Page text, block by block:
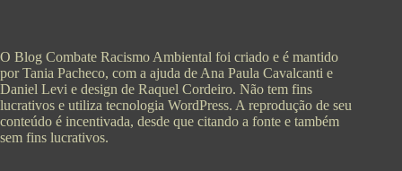
O Blog Combate Racismo Ambiental foi criado e é mantido
por Tania Pacheco, com a ajuda de Ana Paula Cavalcanti e
Daniel Levi e design de Raquel Cordeiro. Não tem fins
lucrativos e utiliza tecnologia WordPress. A reprodução de seu
conteúdo é incentivada, desde que citando a fonte e também
sem fins lucrativos.